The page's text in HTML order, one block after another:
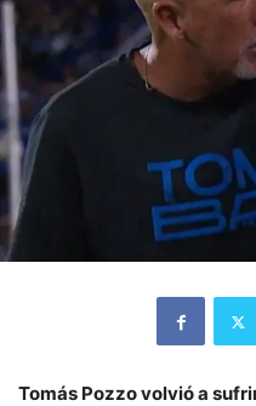
Tomás Pozzo volvió a